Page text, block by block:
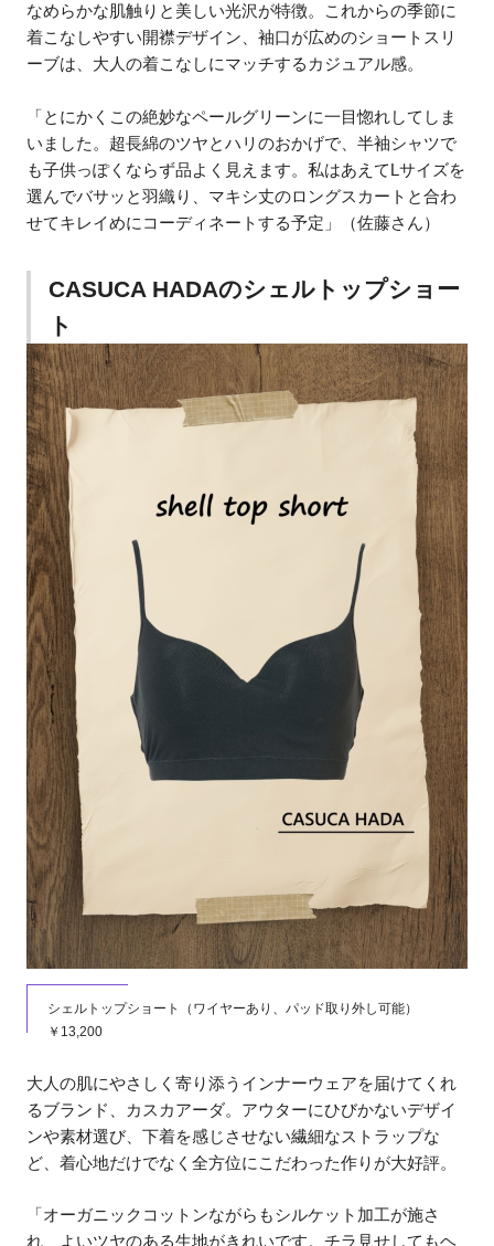
なめらかな肌触りと美しい光沢が特徴。これからの季節に
着こなしやすい開襟デザイン、袖口が広めのショートスリ
ーブは、大人の着こなしにマッチするカジュアル感。
「とにかくこの絶妙なペールグリーンに一目惚れしてしま
いました。超長綿のツヤとハリのおかげで、半袖シャツで
も子供っぽくならず品よく見えます。私はあえてLサイズを
選んでバサッと羽織り、マキシ丈のロングスカートと合わ
せてキレイめにコーディネートする予定」（佐藤さん）
CASUCA HADAのシェルトップショー
ト
シェルトップショート（ワイヤーあり、パッド取り外し可能）
￥13,200
大人の肌にやさしく寄り添うインナーウェアを届けてくれ
るブランド、カスカアーダ。アウターにひびかないデザイ
ンや素材選び、下着を感じさせない繊細なストラップな
ど、着心地だけでなく全方位にこだわった作りが大好評。
「オーガニックコットンながらもシルケット加工が施さ
れ、よいツヤのある生地がきれいです。チラ見せしてもヘ